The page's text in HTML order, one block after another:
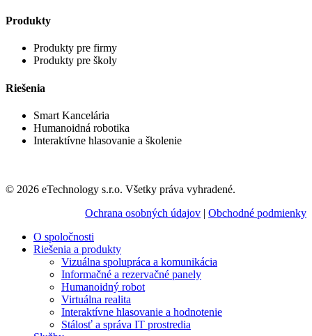
Produkty
Produkty pre firmy
Produkty pre školy
Riešenia
Smart Kancelária
Humanoidná robotika
Interaktívne hlasovanie a školenie
© 2026 eTechnology s.r.o. Všetky práva vyhradené.
Ochrana osobných údajov | Obchodné podmienky
O spoločnosti
Riešenia a produkty
Vizuálna spolupráca a komunikácia
Informačné a rezervačné panely
Humanoidný robot
Virtuálna realita
Interaktívne hlasovanie a hodnotenie
Stálosť a správa IT prostredia